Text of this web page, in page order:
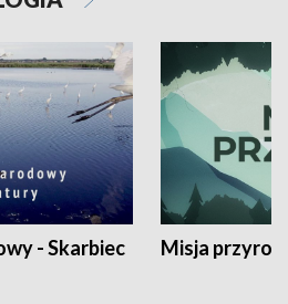
- Skarbiec
Misja